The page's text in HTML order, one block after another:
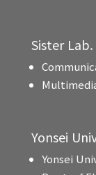
Sister Lab.
Yonsei
Yonsei